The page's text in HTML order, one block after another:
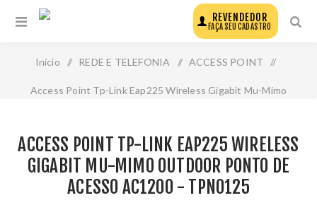
REVENDEDOR
FAÇA SEU CADASTRO
Início / REDE E TELEFONIA / ACCESS POINT /
Access Point Tp-Link Eap225 Wireless Gigabit Mu-Mimo
ACCESS POINT TP-LINK EAP225 WIRELESS
GIGABIT MU-MIMO OUTDOOR PONTO DE
ACESSO AC1200 - TPN0125